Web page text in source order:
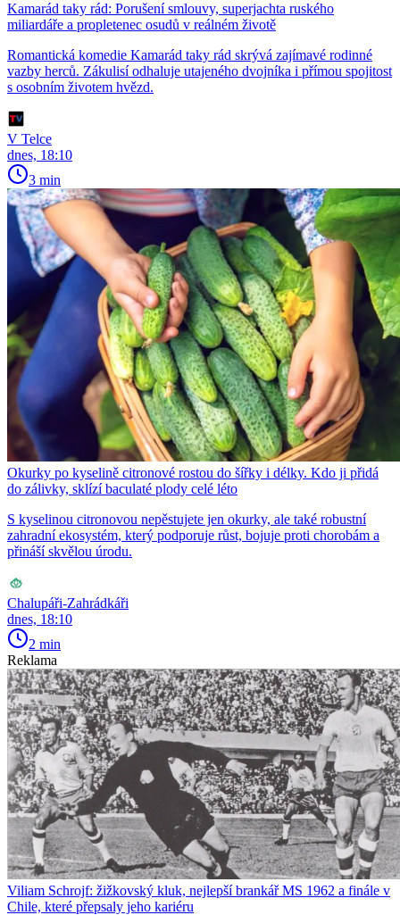
Kamarád taky rád: Porušení smlouvy, superjachta ruského
miliardáře a propletenec osudů v reálném životě
Romantická komedie Kamarád taky rád skrývá zajímavé rodinné
vazby herců. Zákulisí odhaluje utajeného dvojníka i přímou spojitost
s osobním životem hvězd.
V Telce
dnes, 18:10
3 min
Okurky po kyselině citronové rostou do šířky i délky. Kdo ji přidá
do zálivky, sklízí baculaté plody celé léto
S kyselinou citronovou nepěstujete jen okurky, ale také robustní
zahradní ekosystém, který podporuje růst, bojuje proti chorobám a
přináší skvělou úrodu.
Chalupáři-Zahrádkáři
dnes, 18:10
2 min
Reklama
Viliam Schrojf: žižkovský kluk, nejlepší brankář MS 1962 a finále v
Chile, které přepsaly jeho kariéru